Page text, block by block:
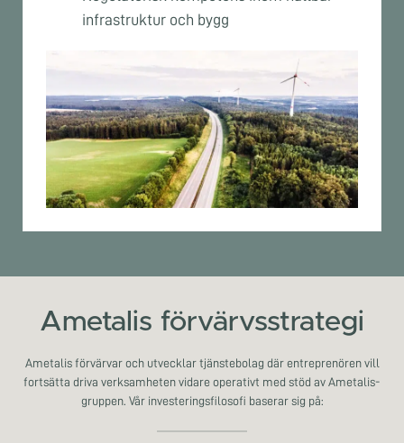
infrastruktur och bygg
Ametalis förvärvsstrategi
Ametalis förvärvar och utvecklar tjänstebolag där entreprenören vill
fortsätta driva verksamheten vidare operativt med stöd av Ametalis-
gruppen. Vår investeringsfilosofi baserar sig på: